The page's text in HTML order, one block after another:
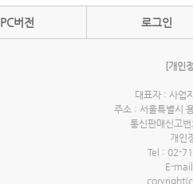
PC버전 로그인
[개인
대표자 : 사
주소 : 서울특별시
통신판매신고
개인
Tel : 02-
E-